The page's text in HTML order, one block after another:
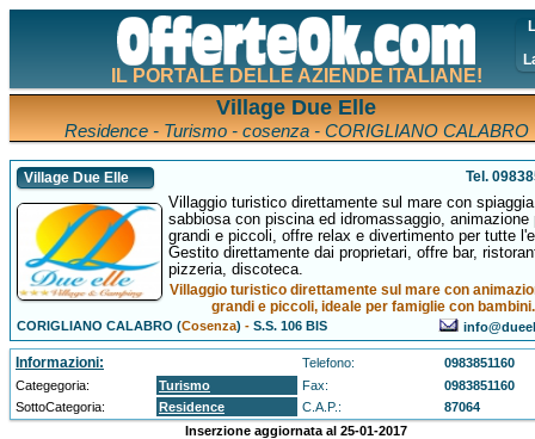
IL PORTALE DELLE AZIENDE ITALIANE!
Village Due Elle
Residence - Turismo - cosenza - CORIGLIANO CALABRO
Village Due Elle Tel.
Villaggio turistico direttamente sul mare con spiaggia
sabbiosa con piscina ed idromassaggio, animazione
grandi e piccoli, offre relax e divertimento per tutte
Gestito direttamente dai proprietari, offre bar,
pizzeria, discoteca.
Villaggio turistico direttamente sul mare con
grandi e piccoli, ideale per famiglie con bambini.
CORIGLIANO CALABRO (Cosenza) -S.S. 106 BIS
Informazioni: Telefono:
0983851160
Categegoria:
Turismo Fax:
0983851160
SottoCategoria:
Residence C.A.P.:
87064
Inserzione aggiornata al 25-01-2017